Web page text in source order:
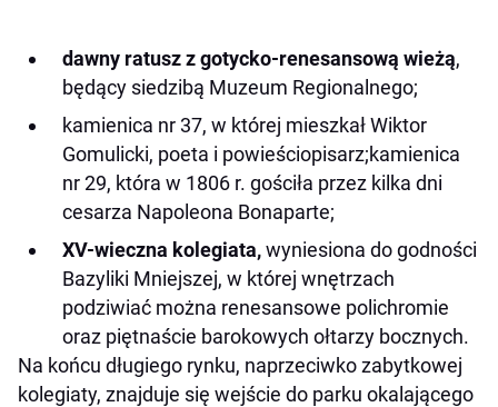
dawny ratusz z gotycko-renesansową wieżą,
będący siedzibą Muzeum Regionalnego;
kamienica nr 37, w której mieszkał Wiktor
Gomulicki, poeta i powieściopisarz;kamienica
nr 29, która w 1806 r. gościła przez kilka dni
cesarza Napoleona Bonaparte;
XV-wieczna kolegiata,wyniesiona do godności
Bazyliki Mniejszej, w której wnętrzach
podziwiać można renesansowe polichromie
oraz piętnaście barokowych ołtarzy bocznych.
Na końcu długiego rynku, naprzeciwko zabytkowej
kolegiaty, znajduje się wejście do parku okalającego